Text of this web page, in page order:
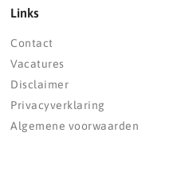
Links
Contact
Vacatures
Disclaimer
Privacyverklaring
Algemene voorwaarden